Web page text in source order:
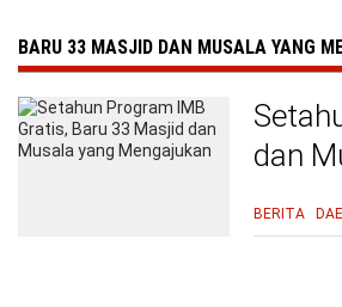
BARU 33 MASJID DAN MUSALA YANG
dan
BERITA